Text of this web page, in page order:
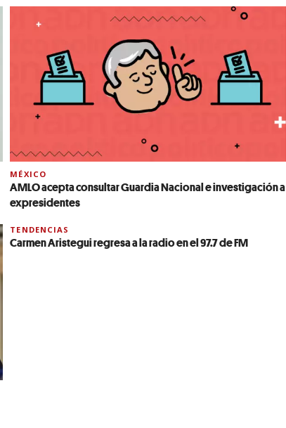
MÉXICO
AMLO acepta consultar Guardia Nacional e investigación a
expresidentes
TENDENCIAS
Carmen Aristegui regresa a la radio en el 97.7 de FM